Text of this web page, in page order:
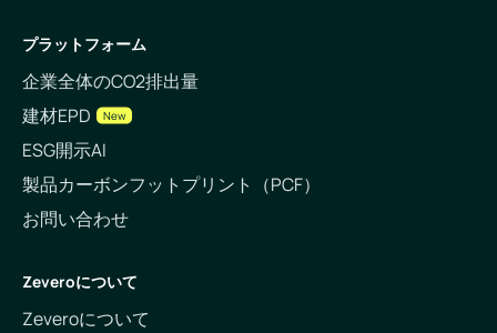
プラットフォーム
企業全体のCO2排出量
建材EPD
New
ESG開示AI
製品カーボンフットプリント（PCF）
お問い合わせ
Zeveroについて
Zeveroについて